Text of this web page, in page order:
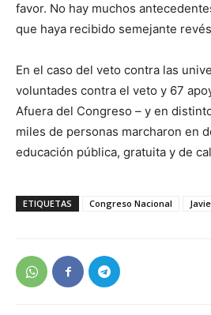
favor. No hay muchos
que haya recibido semejante
En el caso del veto contra las
voluntades contra el veto y 67
Afuera del Congreso – y en
miles de personas marcharon en
educación pública, gratuita y de
ETIQUETAS Congreso Nacional